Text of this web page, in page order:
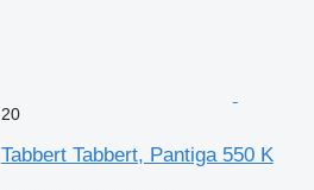
20
Tabbert Tabbert, Pantiga 550 K